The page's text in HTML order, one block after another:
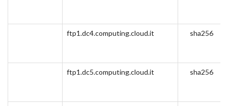
ftp1.dc4.computing.cloud.it sha256
ftp1.dc5.computing.cloud.it sha256